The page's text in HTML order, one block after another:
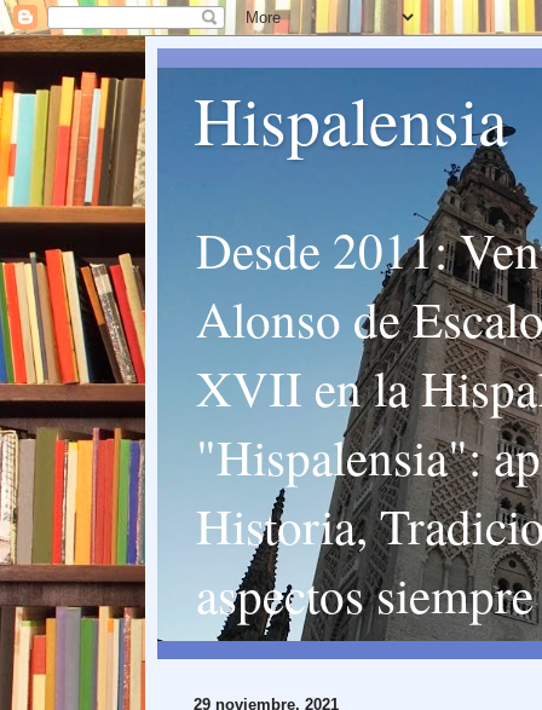
Hispalensia
Desde 2011:
Alonso de
XVII en la
"Hispalensia":
Historia,
aspectos
29 noviembre, 2021